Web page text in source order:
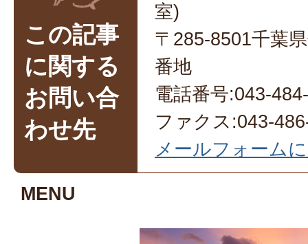
この記事
に関する
お問い合
わせ先
室)
〒285-8501千葉
番地
電話番号:043-
ファクス:043-
メールフォーム
MENU